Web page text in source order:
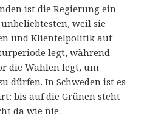
ist die Regierung ein
weil sie
und Klientelpolitik auf
legt, während
die Wahlen legt, um
dürfen. In Schweden ist es
bis auf die Grünen steht
da wie nie.